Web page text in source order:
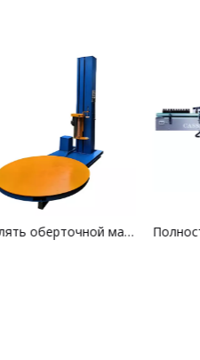
Управлять оберточной машиной